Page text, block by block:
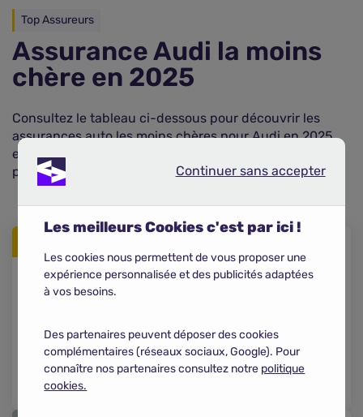
Top Assureurs
Assurance Audi la moins
chère en 2025
Consultez le tableau ci-dessous pour découvrir les
assurances auto les moins chères pour Audi en 2025,
et comparez les offres pour trouver la meilleure option
pour votre budget.
EUROFIL
Je compare
Continuer sans accepter
Les meilleurs Cookies c'est par ici !
Les cookies nous permettent de vous proposer une
expérience personnalisée et des publicités adaptées
à vos besoins.
Des partenaires peuvent déposer des cookies
complémentaires (réseaux sociaux, Google). Pour
connaître nos partenaires consultez notre politique
cookies.
Continuer sans accepter